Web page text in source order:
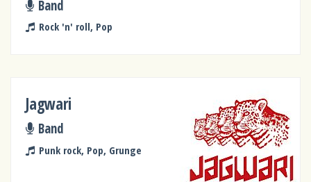
Band
Rock 'n' roll, Pop
Jagwari
Band
Punk rock, Pop, Grunge